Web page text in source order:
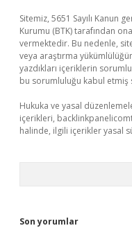
Sitemiz, 5651 Sayılı Kanun
Kurumu (BTK) tarafından
vermektedir. Bu nedenle,
veya araştırma
yazdıkları içeriklerin
bu sorumluluğu kabul etmiş
Hukuka ve yasal
içerikleri,
halinde, ilgili içerikler yasal
Son yorumlar